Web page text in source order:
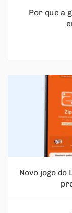
Por que a
Novo jogo